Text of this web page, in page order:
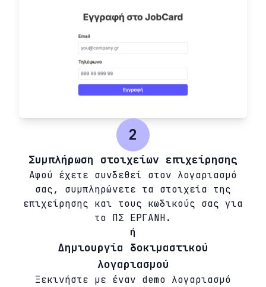
2
Συμπλήρωση στοιχείων επιχείρησης
Αφού έχετε συνδεθεί στον λογαριασμό
σας, συμπληρώνετε τα στοιχεία της
επιχείρησης και τους κωδικούς σας για
το ΠΣ ΕΡΓΑΝΗ.
ή
Δημιουργία δοκιμαστικού
λογαριασμού
Ξεκινήστε με έναν demo λογαριασμό